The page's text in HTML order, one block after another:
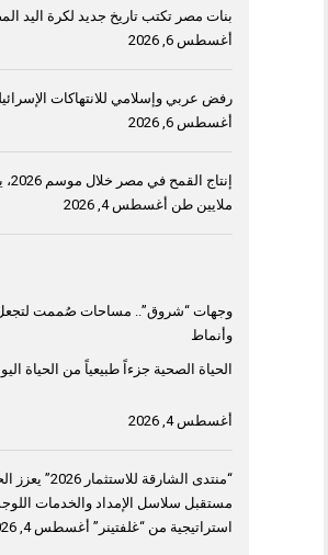
بنات مصر تكتب تاريخ جديد لكرة اليد
أغسطس 6, 2026
رفض عربي وإسلامي للانتهاكات
أغسطس 6, 2026
ملايين طن أغسطس 4, 2026
وجهات “شروق”.. مساحات صُممت لتجعل
وأنماط
الحياة الصحية جزءاً طبيعياً من الحياة
أغسطس 4, 2026
“منتدى الشارقة
مستقبل سلاسل الإمداد والخدمات
استراتيجية من “غلفتينر” أغسطس 4, 2026